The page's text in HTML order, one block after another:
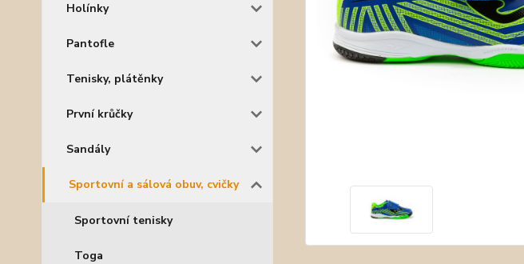
Holínky
Pantofle
Tenisky, plátěnky
První krůčky
Sandály
Sportovní a sálová obuv, cvičky
Sportovní tenisky
Toga